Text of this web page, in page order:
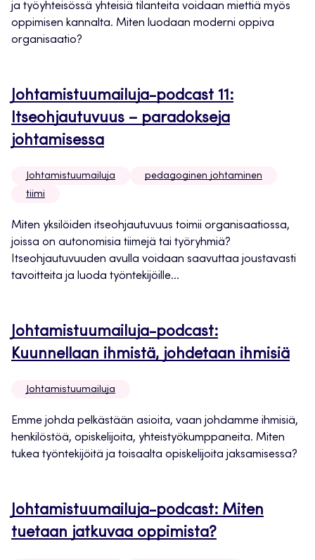
ja työyhteisössä yhteisiä tilanteita voidaan miettiä myös
oppimisen kannalta. Miten luodaan moderni oppiva
organisaatio?
Johtamistuumailuja-podcast 11:
Itseohjautuvuus – paradokseja
johtamisessa
Johtamistuumailuja
pedagoginen johtaminen
tiimi
Miten yksilöiden itseohjautuvuus toimii organisaatiossa,
joissa on autonomisia tiimejä tai työryhmiä?
Itseohjautuvuuden avulla voidaan saavuttaa joustavasti
tavoitteita ja luoda työntekijöille...
Johtamistuumailuja-podcast:
Kuunnellaan ihmistä, johdetaan ihmisiä
Johtamistuumailuja
Emme johda pelkästään asioita, vaan johdamme ihmisiä,
henkilöstöä, opiskelijoita, yhteistyökumppaneita. Miten
tukea työntekijöitä ja toisaalta opiskelijoita jaksamisessa?
Johtamistuumailuja-podcast: Miten
tuetaan jatkuvaa oppimista?